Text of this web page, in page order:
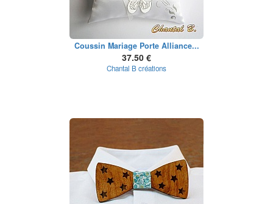
Coussin Mariage Porte Alliance...
37.50 €
Chantal B créations